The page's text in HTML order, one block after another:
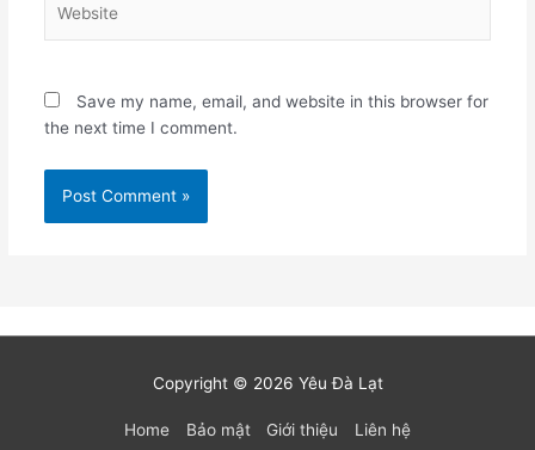
Save my name, email, and website in this browser for
the next time I comment.
Copyright © 2026 Yêu Đà Lạt
Home Bảo mật Giới thiệu Liên hệ